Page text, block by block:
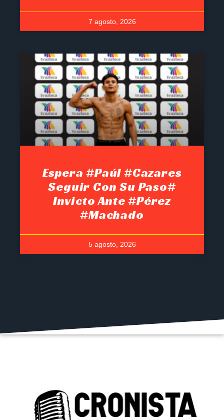
7 agosto, 2026
Espera #Paúl #Cazares
Seguir Con Su Paso#
Invicto Ante #Pérez
#Machado
5 agosto, 2026